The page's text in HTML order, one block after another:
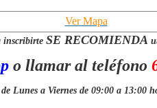
Ver Mapa
inscribirte SE RECOMIENDA
o llamar al teléfono
de Lunes a Viernes de 09:00 a 13:00